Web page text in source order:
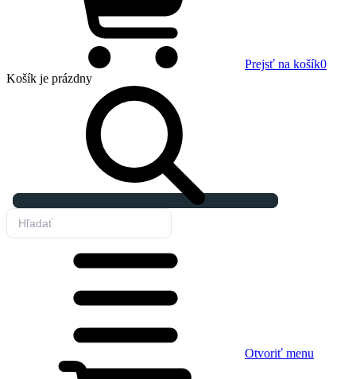
Prejsť na košík0
Košík je prázdny
Otvoriť menu